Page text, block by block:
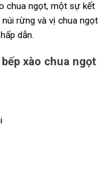
chua ngọt, một sự kết
rừng và vị chua ngọt
dẫn.
xào chua ngọt